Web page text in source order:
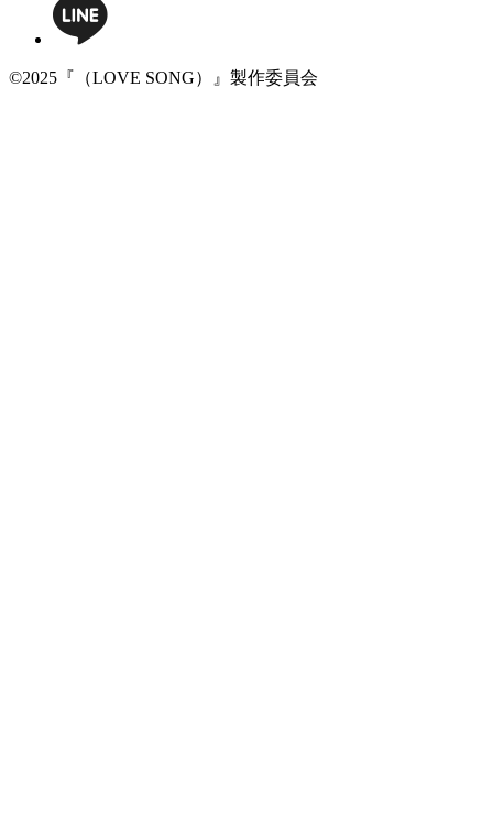
©2025『（LOVE SONG）』製作委員会